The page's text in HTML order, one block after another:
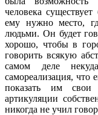
человека
ему нужно место,
людьми. Он будет
хорошо, чтобы в
говорить всякую
самом деле
самореализация, что
показать им
артикуляции
никогда не учил